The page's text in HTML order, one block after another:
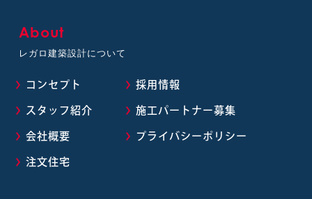
About
レガロ建築設計について
コンセプト 採用情報
スタッフ紹介 施工パートナー募集
会社概要 プライバシーポリシー
注文住宅